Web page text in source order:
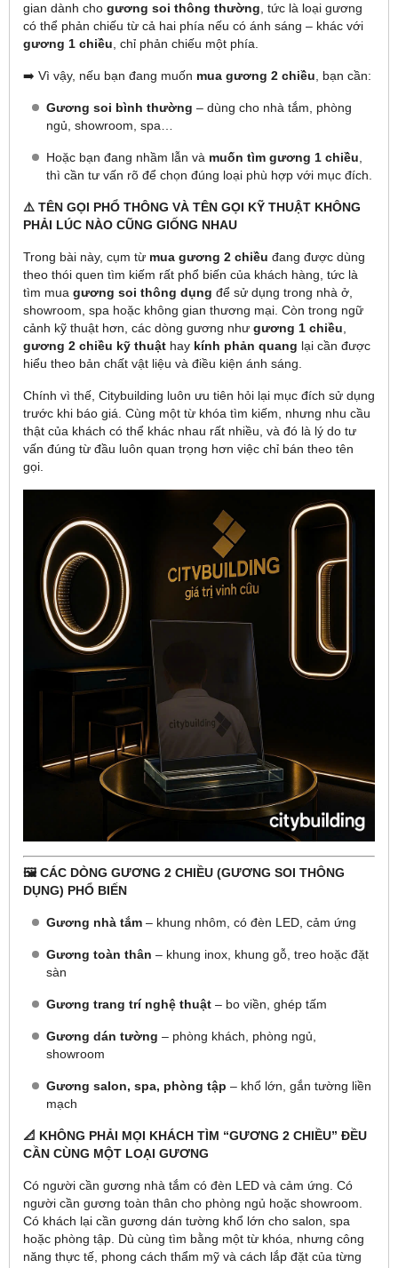
gian dành cho gương soi thông thường , tức là loại gương
có thể phản chiếu từ cả hai phía nếu có ánh sáng – khác với
gương 1 chiều , chỉ phản chiếu một phía.
➡️ Vì vậy, nếu bạn đang muốn mua gương 2 chiều , bạn cần:
Gương soi bình thường – dùng cho nhà tắm, phòng
ngủ, showroom, spa…
Hoặc bạn đang nhầm lẫn và muốn tìm gương 1 chiều
thì cần tư vấn rõ để chọn đúng loại phù hợp với mục đích.
⚠️ TÊN GỌI PHỔ THÔNG VÀ TÊN GỌI KỸ THUẬT KHÔNG
PHẢI LÚC NÀO CŨNG GIỐNG NHAU
Trong bài này, cụm từ mua gương 2 chiều đang được dùng
theo thói quen tìm kiếm rất phổ biến của khách hàng, tức là
tìm mua gương soi thông dụng để sử dụng trong nhà ở,
showroom, spa hoặc không gian thương mại. Còn trong ngữ
cảnh kỹ thuật hơn, các dòng gương như gương 1 chiều
gương 2 chiều kỹ thuật hay kính phản quang lại cần được
hiểu theo bản chất vật liệu và điều kiện ánh sáng.
Chính vì thế, Citybuilding luôn ưu tiên hỏi lại mục đích sử dụng
trước khi báo giá. Cùng một từ khóa tìm kiếm, nhưng nhu cầu
thật của khách có thể khác nhau rất nhiều, và đó là lý do tư
vấn đúng từ đầu luôn quan trọng hơn việc chỉ bán theo tên
gọi.
🖼️ CÁC DÒNG GƯƠNG 2 CHIỀU (GƯƠNG SOI THÔNG
DỤNG) PHỔ BIẾN
Gương nhà tắm – khung nhôm, có đèn LED, cảm ứng
Gương toàn thân – khung inox, khung gỗ, treo hoặc đặt
sàn
Gương trang trí nghệ thuật – bo viền, ghép tấm
Gương dán tường – phòng khách, phòng ngủ,
showroom
Gương salon, spa, phòng tập – khổ lớn, gắn tường liền
mạch
📐 KHÔNG PHẢI MỌI KHÁCH TÌM “GƯƠNG 2 CHIỀU” ĐỀU
CẦN CÙNG MỘT LOẠI GƯƠNG
Có người cần gương nhà tắm có đèn LED và cảm ứng. Có
người cần gương toàn thân cho phòng ngủ hoặc showroom.
Có khách lại cần gương dán tường khổ lớn cho salon, spa
hoặc phòng tập. Dù cùng tìm bằng một từ khóa, nhưng công
năng thực tế, phong cách thẩm mỹ và cách lắp đặt của từng